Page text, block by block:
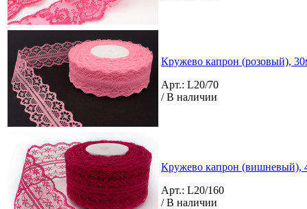
Кружево капрон (розовый),
Арт.: L20/70
/ В наличии
Кружево капрон (вишневый),
Арт.: L20/160
/ В наличии